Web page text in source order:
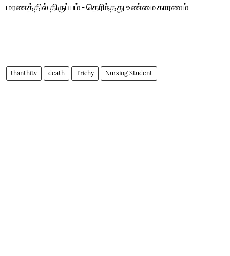
மரணத்தில் திருப்பம் - தெரிந்தது உண்மை காரணம்
thanthitv death Trichy Nursing Student